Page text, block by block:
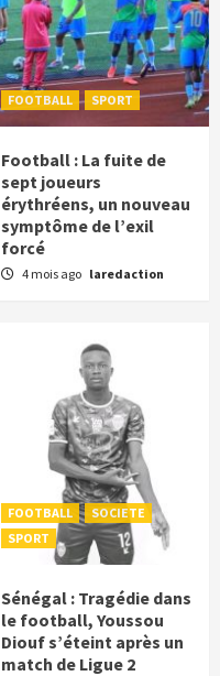
FOOTBALL SPORT
Football : La fuite de
sept joueurs
érythréens, un nouveau
symptôme de l’exil
forcé
4 mois ago laredaction
FOOTBALL
SOCIETE
SPORT
Sénégal : Tragédie dans
le football, Youssou
Diouf s’éteint après un
match de Ligue 2